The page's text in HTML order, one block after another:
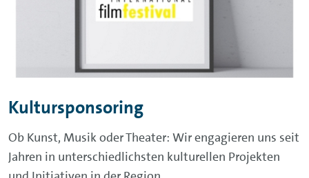
Kultursponsoring
Ob Kunst, Musik oder Theater: Wir engagieren uns seit
Jahren in unterschiedlichsten kulturellen Projekten